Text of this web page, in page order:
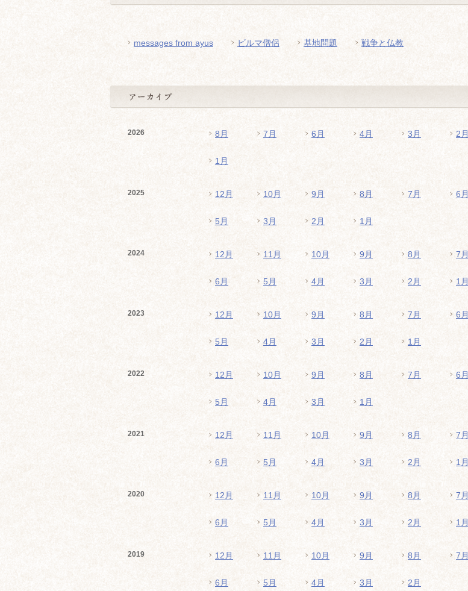
messages from ayus ビルマ僧侶 基地問題 戦争と仏教
2026 8月 7月 6月 4月 3月 2月
1月
2025 12月 10月 9月 8月 7月 6月
5月 3月 2月 1月
2024 12月 11月 10月 9月 8月 7月
6月 5月 4月 3月 2月 1月
2023 12月 10月 9月 8月 7月 6月
5月 4月 3月 2月 1月
2022 12月 10月 9月 8月 7月 6月
5月 4月 3月 1月
2021 12月 11月 10月 9月 8月 7月
6月 5月 4月 3月 2月 1月
2020 12月 11月 10月 9月 8月 7月
6月 5月 4月 3月 2月 1月
2019 12月 11月 10月 9月 8月 7月
6月 5月 4月 3月 2月